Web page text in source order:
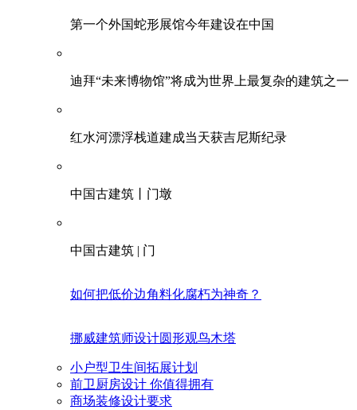
第一个外国蛇形展馆今年建设在中国
迪拜“未来博物馆”将成为世界上最复杂的建筑之一
红水河漂浮栈道建成当天获吉尼斯纪录
中国古建筑丨门墩
中国古建筑 | 门
如何把低价边角料化腐朽为神奇？
挪威建筑师设计圆形观鸟木塔
小户型卫生间拓展计划
前卫厨房设计 你值得拥有
商场装修设计要求